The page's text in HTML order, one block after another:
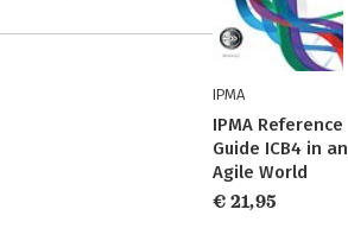
IPMA
IPMA Reference
Guide ICB4 in an
Agile World
€ 21,95